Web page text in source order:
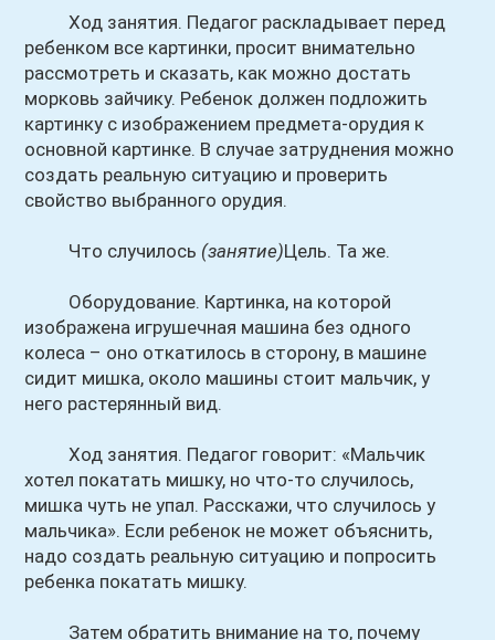
Ход занятия. Педагог раскладывает перед
ребенком все картинки, просит внимательно
рассмотреть и сказать, как можно достать
морковь зайчику. Ребенок должен подложить
картинку с изображением предмета-орудия к
основной картинке. В случае затруднения можно
создать реальную ситуацию и проверить
свойство выбранного орудия.
Что случилось (занятие)Цель. Та же.
Оборудование. Картинка, на которой
изображена игрушечная машина без одного
колеса – оно откатилось в сторону, в машине
сидит мишка, около машины стоит мальчик, у
него растерянный вид.
Ход занятия. Педагог говорит: «Мальчик
хотел покатать мишку, но что-то случилось,
мишка чуть не упал. Расскажи, что случилось у
мальчика». Если ребенок не может объяснить,
надо создать реальную ситуацию и попросить
ребенка покатать мишку.
Затем обратить внимание на то, почему